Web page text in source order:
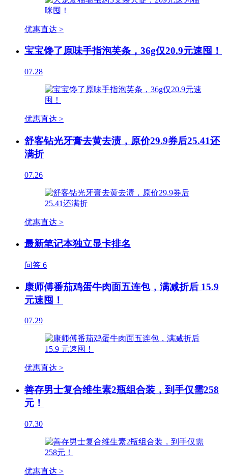
优惠直达 >
宝宝馋了原味手指泡芙条，36g仅20.9元速囤！
07.28
优惠直达 >
舒客钻光牙膏去黄去渍，原价29.9券后25.41还
满折
07.26
优惠直达 >
最新笔记本独立显卡排名
问答 6
康师傅番茄鸡蛋牛肉面五连包，满减折后 15.9
元速囤！
07.29
优惠直达 >
善存男士复合维生素2瓶组合装，到手仅需258
元！
07.30
优惠直达 >